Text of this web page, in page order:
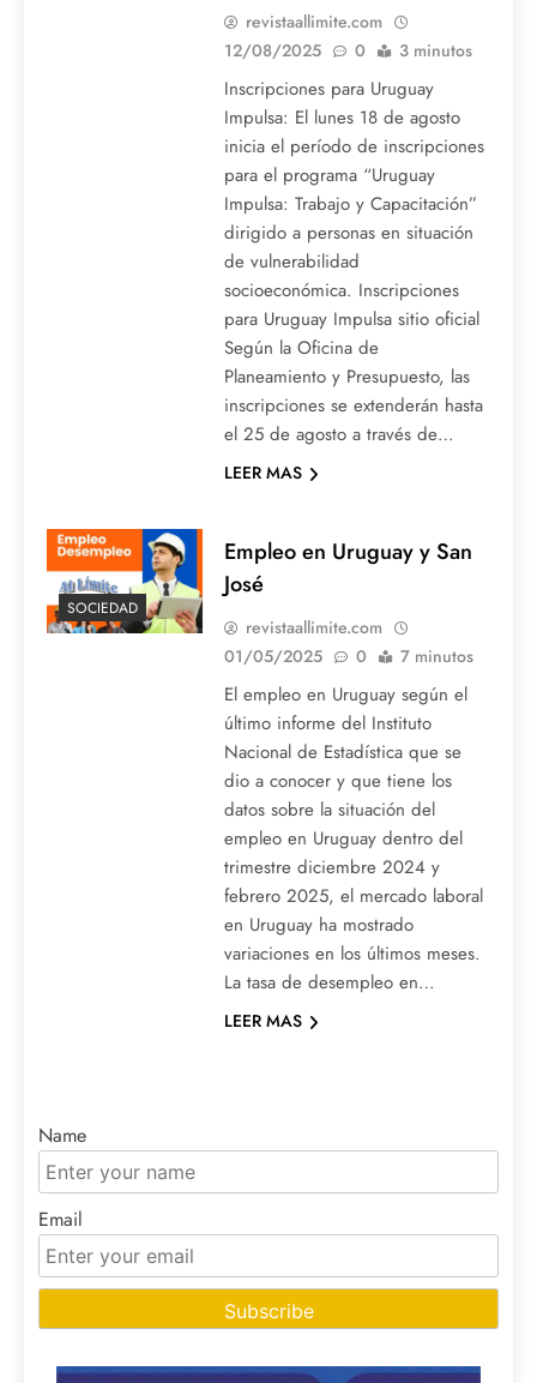
revistaallimite.com
12/08/2025
0 3 minutos
Inscripciones para Uruguay
Impulsa: El lunes 18 de agosto
inicia el período de inscripciones
para el programa “Uruguay
Impulsa: Trabajo y Capacitación”
dirigido a personas en situación
de vulnerabilidad
socioeconómica. Inscripciones
para Uruguay Impulsa sitio oficial
Según la Oficina de
Planeamiento y Presupuesto, las
inscripciones se extenderán hasta
el 25 de agosto a través de…
LEER MAS
SOCIEDAD
Empleo en Uruguay y San
José
revistaallimite.com
01/05/2025
0 7 minutos
El empleo en Uruguay según el
último informe del Instituto
Nacional de Estadística que se
dio a conocer y que tiene los
datos sobre la situación del
empleo en Uruguay dentro del
trimestre diciembre 2024 y
febrero 2025, el mercado laboral
en Uruguay ha mostrado
variaciones en los últimos meses.
La tasa de desempleo en…
LEER MAS
Name
Email